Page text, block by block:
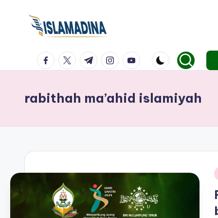
facebook.com
twitter.com
t.me instagram.com
youtube.com
rabithah ma’ahid islamiyah